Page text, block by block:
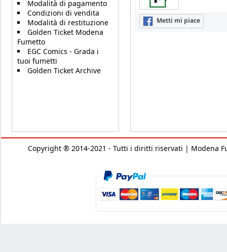
Modalità di pagamento
Condizioni di vendita
Modalità di restituzione
Golden Ticket Modena
Fumetto
EGC Comics - Grada i
tuoi fumetti
Golden Ticket Archive
Metti mi piace
Copyright ® 2014-2021 - Tutti i diritti riservati | Modena